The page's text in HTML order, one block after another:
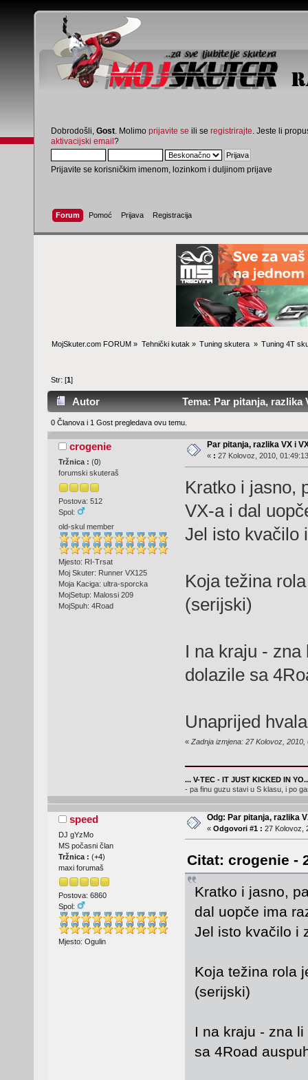
Dobrodošli, Gost . Molimo prijavite se ili se registrirajte . Jeste li
aktivacijski email?
Prijavite se korisničkim imenom, lozinkom i duljinom prijave
Forum Pomoć Prijava Registracija
MojSkuter.com FORUM » Tehnički kutak » Tuning skutera » Tuning 4T
Str: [1]
Autor Tema: Par pitanja, razlika
0 Članova i 1 Gost pregledava ovu temu.
crogenie
Tržnica : (0)
forumski skuteraš
Postova: 512
Spol:
old-skul member
Mjesto: RI-Trsat
Moj Skuter: Runner VX125
Moja Kaciga: ultra-sporcka
MojSetup: Malossi 209
MojSpuh: 4Road
Par pitanja, razlika VX i
« : 27 Kolovoz, 2010,
Kratko i jasno,
VX-a i dal
Jel isto kvačilo
Koja težina
(serijski)
I na kraju -
dolazile sa
Unaprijed
« Zadnja izmjena: 27 Kolovoz, 2010,
... V-TEC - IT JUST KICKED IN
- pa finu guzu stavi u S klasu, i po
speed
DJ gYzMo
MS počasni član
Tržnica : (+4)
maxi forumaš
Postova: 6860
Spol:
Mjesto: Ogulin
Odg: Par pitanja, razlika
« Odgovori #1 : 27 Kolovoz,
Citat: crogenie -
Kratko i jasno,
dal uopče ima
Jel isto kvačilo i
Koja težina rola
(serijski)
I na kraju - zna
sa 4Road